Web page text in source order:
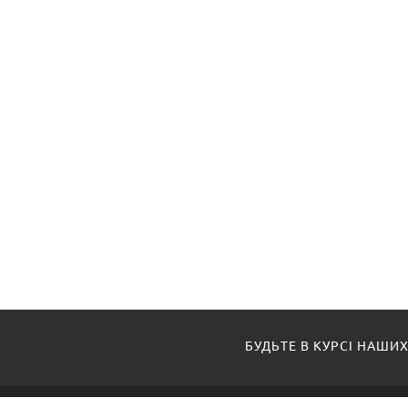
БУДЬТЕ В КУРСІ